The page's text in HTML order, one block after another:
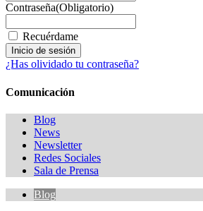
Contraseña(Obligatorio)
Recuérdame
¿Has olividado tu contraseña?
Comunicación
Blog
News
Newsletter
Redes Sociales
Sala de Prensa
Blog